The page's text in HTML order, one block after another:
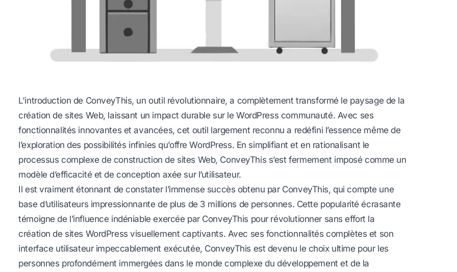
L'introduction de ConveyThis, un outil révolutionnaire, a complètement transformé le paysage de la
création de sites Web, laissant un impact durable sur leWordPress communauté. Avec ses
fonctionnalités innovantes et avancées, cet outil largement reconnu a redéfini l’essence même de
l’exploration des possibilités infinies qu’offre WordPress. En simplifiant et en rationalisant le
processus complexe de construction de sites Web, ConveyThis s’est fermement imposé comme un
modèle d’efficacité et de conception axée sur l’utilisateur.
Il est vraiment étonnant de constater l’immense succès obtenu par ConveyThis, qui compte une
base d’utilisateurs impressionnante de plus de 3 millions de personnes. Cette popularité écrasante
témoigne de l’influence indéniable exercée par ConveyThis pour révolutionner sans effort la
création de sites WordPress visuellement captivants. Avec ses fonctionnalités complètes et son
interface utilisateur impeccablement exécutée, ConveyThis est devenu le choix ultime pour les
personnes profondément immergées dans le monde complexe du développement et de la